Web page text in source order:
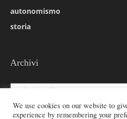
autonomismo
storia
Archivi
Archivi
We use cookies on our website to
experience by remembering your